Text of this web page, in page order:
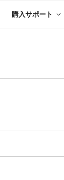
購入サポート